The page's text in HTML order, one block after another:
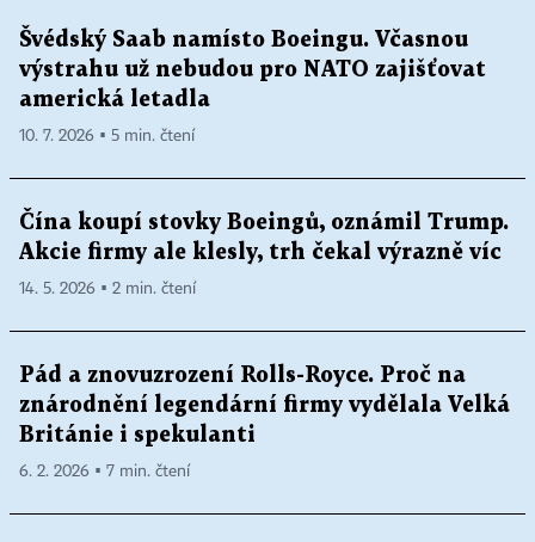
Švédský Saab namísto Boeingu. Včasnou
výstrahu už nebudou pro NATO zajišťovat
americká letadla
10. 7. 2026 ▪ 5 min. čtení
Čína koupí stovky Boeingů, oznámil Trump.
Akcie firmy ale klesly, trh čekal výrazně víc
14. 5. 2026 ▪ 2 min. čtení
Pád a znovuzrození Rolls-Royce. Proč na
znárodnění legendární firmy vydělala Velká
Británie i spekulanti
6. 2. 2026 ▪ 7 min. čtení